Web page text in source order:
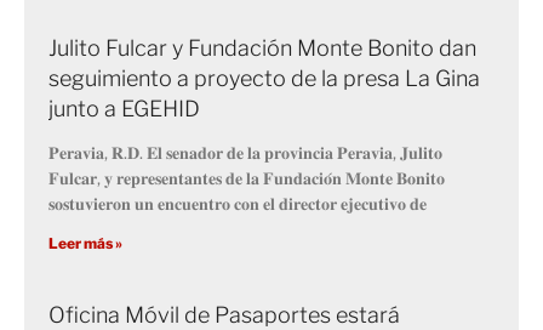
Julito Fulcar y Fundación Monte Bonito dan
seguimiento a proyecto de la presa La Gina
junto a EGEHID
𝐏𝐞𝐫𝐚𝐯𝐢𝐚, 𝐑.𝐃. 𝐄𝐥 𝐬𝐞𝐧𝐚𝐝𝐨𝐫 𝐝𝐞 𝐥𝐚 𝐩𝐫𝐨𝐯𝐢𝐧𝐜𝐢𝐚 𝐏𝐞𝐫𝐚𝐯𝐢𝐚, 𝐉𝐮𝐥𝐢𝐭𝐨
𝐅𝐮𝐥𝐜𝐚𝐫, 𝐲 𝐫𝐞𝐩𝐫𝐞𝐬𝐞𝐧𝐭𝐚𝐧𝐭𝐞𝐬 𝐝𝐞 𝐥𝐚 𝐅𝐮𝐧𝐝𝐚𝐜𝐢𝐨́𝐧 𝐌𝐨𝐧𝐭𝐞 𝐁𝐨𝐧𝐢𝐭𝐨
𝐬𝐨𝐬𝐭𝐮𝐯𝐢𝐞𝐫𝐨𝐧 𝐮𝐧 𝐞𝐧𝐜𝐮𝐞𝐧𝐭𝐫𝐨 𝐜𝐨𝐧 𝐞𝐥 𝐝𝐢𝐫𝐞𝐜𝐭𝐨𝐫 𝐞𝐣𝐞𝐜𝐮𝐭𝐢𝐯𝐨 𝐝𝐞
Leer más »
Oficina Móvil de Pasaportes estará